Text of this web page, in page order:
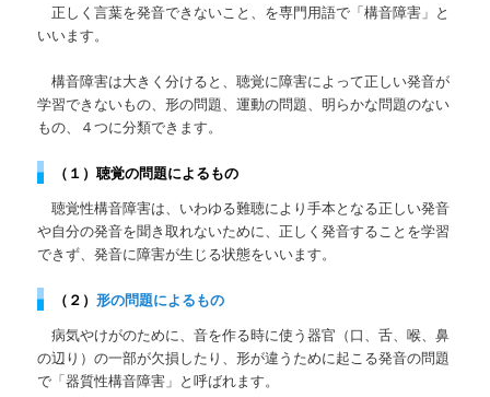
へ
移
動
移
動
正しく言葉を発音できないこと、を専門用語で「構音障害」と
いいます。
構音障害は大きく分けると、聴覚に障害によって正しい発音が
学習できないもの、形の問題、運動の問題、明らかな問題のない
もの、４つに分類できます。
（１）聴覚の問題によるもの
聴覚性構音障害は、いわゆる難聴により手本となる正しい発音
や自分の発音を聞き取れないために、正しく発音することを学習
できず、発音に障害が生じる状態をいいます。
（２）形の問題によるもの
病気やけがのために、音を作る時に使う器官（口、舌、喉、鼻
の辺り）の一部が欠損したり、形が違うために起こる発音の問題
で「器質性構音障害」と呼ばれます。